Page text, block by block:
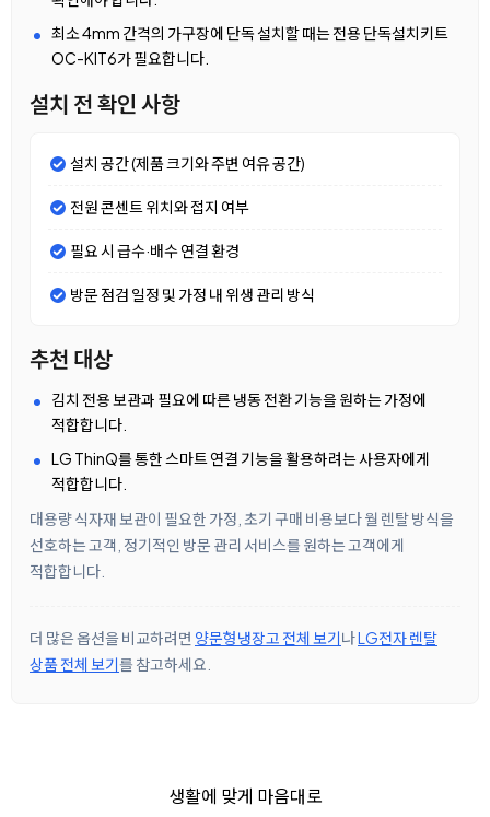
최소 4mm 간격의 가구장에 단독 설치할 때는 전용 단독설치키트
OC-KIT6가 필요합니다.
설치 전 확인 사항
설치 공간 (제품 크기와 주변 여유 공간)
전원 콘센트 위치와 접지 여부
필요 시 급수·배수 연결 환경
방문 점검 일정 및 가정 내 위생 관리 방식
추천 대상
김치 전용 보관과 필요에 따른 냉동 전환 기능을 원하는 가정에
적합합니다.
LG ThinQ를 통한 스마트 연결 기능을 활용하려는 사용자에게
적합합니다.
대용량 식자재 보관이 필요한 가정, 초기 구매 비용보다 월 렌탈 방식을
선호하는 고객, 정기적인 방문 관리 서비스를 원하는 고객에게
적합합니다.
더 많은 옵션을 비교하려면 양문형냉장고 전체 보기나LG전자 렌탈
상품 전체 보기를 참고하세요.
생활에 맞게 마음대로